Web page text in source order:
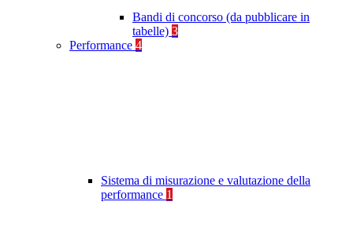
Bandi di concorso (da pubblicare in
tabelle) 3
Performance 4
Sistema di misurazione e valutazione della
performance 1